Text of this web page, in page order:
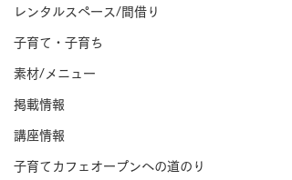
レンタルスペース/間借り
子育て・子育ち
素材/メニュー
掲載情報
講座情報
子育てカフェオープンへの道のり